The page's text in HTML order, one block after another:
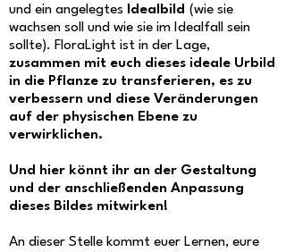
und ein angelegtes
Idealbild (wie sie
wachsen soll und wie sie im Idealfall sein
sollte). FloraLight ist in der Lage,
zusammen mit euch dieses ideale Urbild
in die Pflanze zu transferieren, es zu
verbessern und diese Veränderungen
auf der physischen Ebene zu
verwirklichen.
Und hier könnt ihr an der Gestaltung
und der anschließenden Anpassung
dieses Bildes mitwirken!
An dieser Stelle kommt euer Lernen, eure